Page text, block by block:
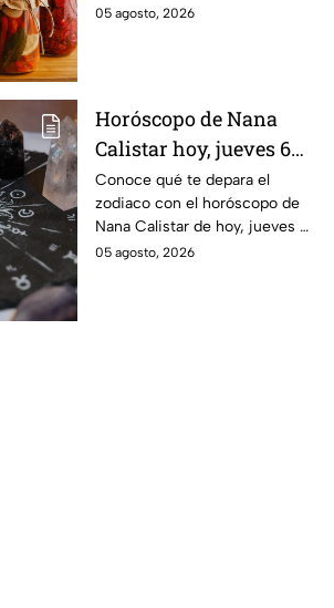
05 agosto, 2026
Horóscopo de Nana
Calistar hoy, jueves 6
de agosto: a estos
signos se les abren las
puertas del dinero
Conoce qué te depara el
zodiaco con el horóscopo de
Nana Calistar de hoy, jueves 6
de agosto. ¿Será dinero o
05 agosto, 2026